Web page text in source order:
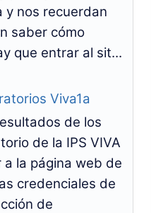
y nos recuerdan
saber cómo
que entrar al sit...
Viva1a
de los
de la IPS VIVA
la página web de
credenciales de
de